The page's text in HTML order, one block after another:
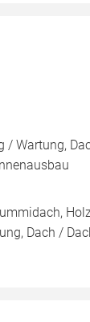
/ Wartung,
Dach /